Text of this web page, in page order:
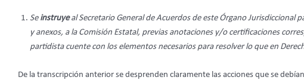
Se instruyeal Secretario General de Acuerdos de este Órgano Jurisdiccional
y anexos, a la Comisión Estatal, previas anotaciones y/o certificaciones
partidista cuente con los elementos necesarios para resolver lo que en
De la transcripción anterior se desprenden claramente las acciones que se